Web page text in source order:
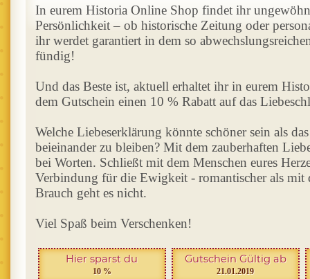
In eurem Historia Online Shop findet ihr
Persönlichkeit – ob historische Zeitung oder
ihr werdet garantiert in dem so
fündig!
Und das Beste ist, aktuell erhaltet ihr in eurem
dem Gutschein einen 10 % Rabatt auf das
Welche Liebeserklärung könnte schöner sein als
beieinander zu bleiben? Mit dem zauberhaften
bei Worten. Schließt mit dem Menschen eures
Verbindung für die Ewigkeit - romantischer als mit
Brauch geht es nicht.
Viel Spaß beim Verschenken!
Hier sparst du
10 %
Gutschein Gültig ab
21.01.2019